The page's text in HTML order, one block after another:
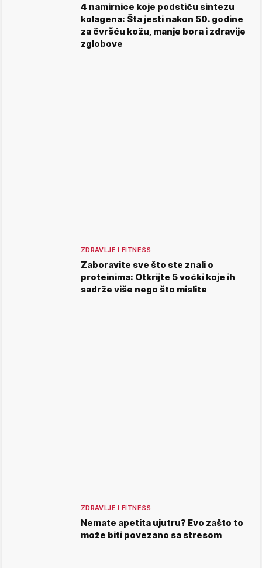
4 namirnice koje podstiču sintezu
kolagena: Šta jesti nakon 50. godine
za čvršću kožu, manje bora i zdravije
zglobove
ZDRAVLJE I FITNESS
Zaboravite sve što ste znali o
proteinima: Otkrijte 5 voćki koje ih
sadrže više nego što mislite
ZDRAVLJE I FITNESS
Nemate apetita ujutru? Evo zašto to
može biti povezano sa stresom